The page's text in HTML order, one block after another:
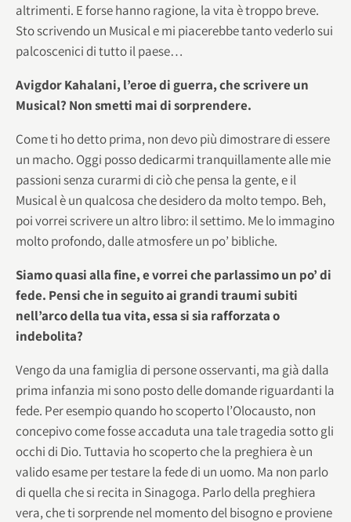
altrimenti. E forse hanno ragione, la vita è troppo breve.
Sto scrivendo un Musical e mi piacerebbe tanto vederlo sui
palcoscenici di tutto il paese…
Avigdor Kahalani, l’eroe di guerra, che scrivere un
Musical? Non smetti mai di sorprendere.
Come ti ho detto prima, non devo più dimostrare di essere
un macho. Oggi posso dedicarmi tranquillamente alle mie
passioni senza curarmi di ciò che pensa la gente, e il
Musical è un qualcosa che desidero da molto tempo. Beh,
poi vorrei scrivere un altro libro: il settimo. Me lo immagino
molto profondo, dalle atmosfere un po’ bibliche.
Siamo quasi alla fine, e vorrei che parlassimo un po’ di
fede. Pensi che in seguito ai grandi traumi subiti
nell’arco della tua vita, essa si sia rafforzata o
indebolita?
Vengo da una famiglia di persone osservanti, ma già dalla
prima infanzia mi sono posto delle domande riguardanti la
fede. Per esempio quando ho scoperto l’Olocausto, non
concepivo come fosse accaduta una tale tragedia sotto gli
occhi di Dio. Tuttavia ho scoperto che la preghiera è un
valido esame per testare la fede di un uomo. Ma non parlo
di quella che si recita in Sinagoga. Parlo della preghiera
vera, che ti sorprende nel momento del bisogno e proviene